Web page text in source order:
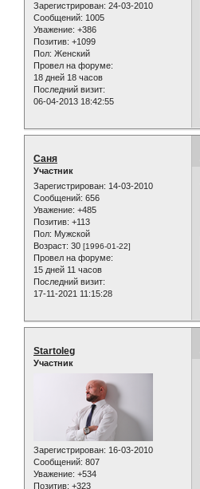
Зарегистрирован: 24-03-2010
Сообщений: 1005
Уважение: +386
Позитив: +1099
Пол: Женский
Провел на форуме:
18 дней 18 часов
Последний визит:
06-04-2013 18:42:55
Саня
Участник
Зарегистрирован: 14-03-2010
Сообщений: 656
Уважение: +485
Позитив: +113
Пол: Мужской
Возраст: 30 [1996-01-22]
Провел на форуме:
15 дней 11 часов
Последний визит:
17-11-2021 11:15:28
Startoleg
Участник
Зарегистрирован: 16-03-2010
Сообщений: 807
Уважение: +534
Позитив: +323